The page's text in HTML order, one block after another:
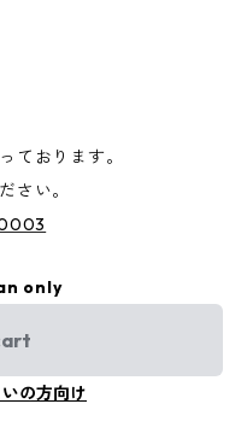
ております。
さい。
only
の方向け